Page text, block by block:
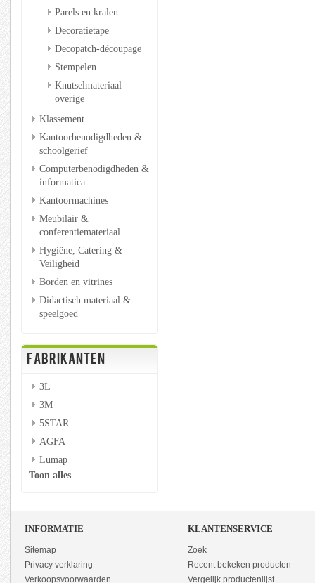
Parels en kralen
Decoratietape
Decopatch-découpage
Stempelen
Knutselmateriaal
overige
Klassement
Kantoorbenodigdheden &
schoolgerief
Computerbenodigdheden &
informatica
Kantoormachines
Meubilair &
conferentiemateriaal
Hygiëne, Catering &
Veiligheid
Borden en vitrines
Didactisch materiaal &
speelgoed
FABRIKANTEN
3L
3M
5STAR
AGFA
Lumap
Toon alles
INFORMATIE
Sitemap
Privacy verklaring
Verkoopsvoorwaarden
KLANTENSERVICE
Zoek
Recent bekeken producten
Vergelijk productenlijst